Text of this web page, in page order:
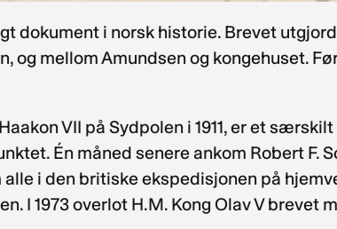
dokument i norsk historie. Brevet
og mellom Amundsen og kongehuset.
VII på Sydpolen i 1911, er et
Én måned senere ankom Robert F.
i den britiske ekspedisjonen på
I 1973 overlot H.M. Kong Olav V